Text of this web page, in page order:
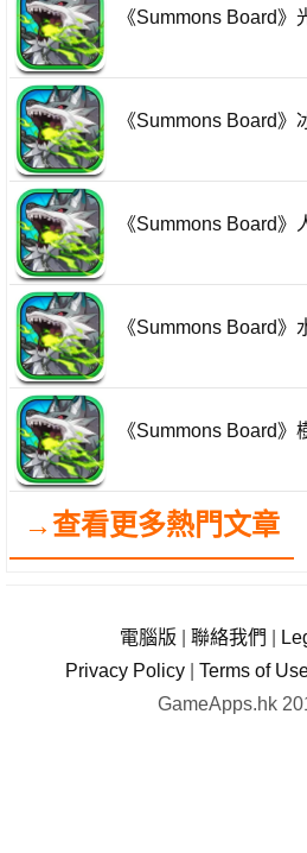
《Summons Board》
《Summons Board》
《Summons Board》
《Summons Board》
《Summons Board》
→查看更多熱門文章
電腦版 聯絡我們
Privacy Policy
Terms of
GameApps.hk